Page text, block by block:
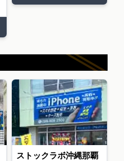
ストックラボ沖縄那覇